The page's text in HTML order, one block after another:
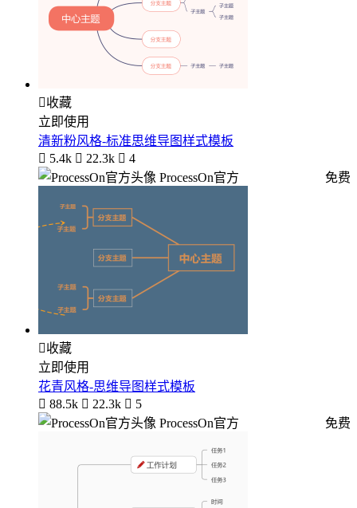
收藏
立即使用
清新粉风格-标准思维导图样式模板
 5.4k  22.3k  4
ProcessOn官方
免费
收藏
立即使用
花青风格-思维导图样式模板
 88.5k  22.3k  5
ProcessOn官方
免费